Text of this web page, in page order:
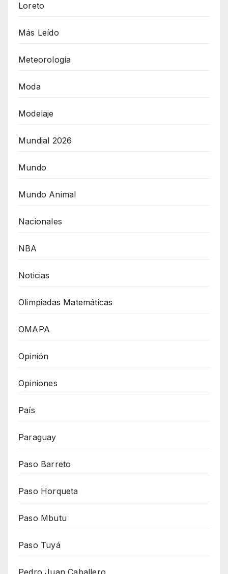
Loreto
Más Leído
Meteorología
Moda
Modelaje
Mundial 2026
Mundo
Mundo Animal
Nacionales
NBA
Noticias
Olimpiadas Matemáticas
OMAPA
Opinión
Opiniones
País
Paraguay
Paso Barreto
Paso Horqueta
Paso Mbutu
Paso Tuyá